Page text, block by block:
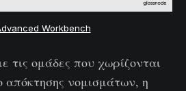
Workbench
ομάδες που χωρίζονται
νομισμάτων, η